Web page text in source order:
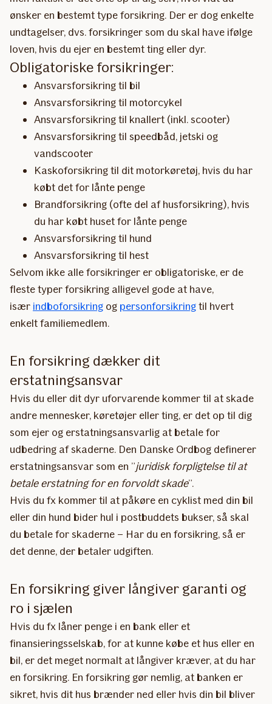
ønsker en bestemt type forsikring. Der er dog enkelte
undtagelser, dvs. forsikringer som du skal have ifølge
loven, hvis du ejer en bestemt ting eller dyr.
Obligatoriske forsikringer:
Ansvarsforsikring til bil
Ansvarsforsikring til motorcykel
Ansvarsforsikring til knallert (inkl. scooter)
Ansvarsforsikring til speedbåd, jetski og
vandscooter
Kaskoforsikring til dit motorkøretøj, hvis du har
købt det for lånte penge
Brandforsikring (ofte del af husforsikring), hvis
du har købt huset for lånte penge
Ansvarsforsikring til hund
Ansvarsforsikring til hest
Selvom ikke alle forsikringer er obligatoriske, er de
fleste typer forsikring alligevel gode at have,
især indboforsikring og personforsikringtil hvert
enkelt familiemedlem.
En forsikring dækker dit
erstatningsansvar
Hvis du eller dit dyr uforvarende kommer til at skade
andre mennesker, køretøjer eller ting, er det op til dig
som ejer og erstatningsansvarlig at betale for
udbedring af skaderne. Den Danske Ordbog definerer
erstatningsansvar som en ”juridisk forpligtelse til at
betale erstatning for en forvoldt skade”.
Hvis du fx kommer til at påkøre en cyklist med din bil
eller din hund bider hul i postbuddets bukser, så skal
du betale for skaderne – Har du en forsikring, så er
det denne, der betaler udgiften.
En forsikring giver långiver garanti og
ro i sjælen
Hvis du fx låner penge i en bank eller et
finansieringsselskab, for at kunne købe et hus eller en
bil, er det meget normalt at långiver kræver, at du har
en forsikring. En forsikring gør nemlig, at banken er
sikret, hvis dit hus brænder ned eller hvis din bil bliver